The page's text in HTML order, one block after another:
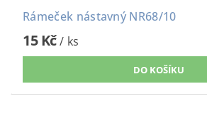
Rámeček nástavný NR68/10
15 Kč/ ks